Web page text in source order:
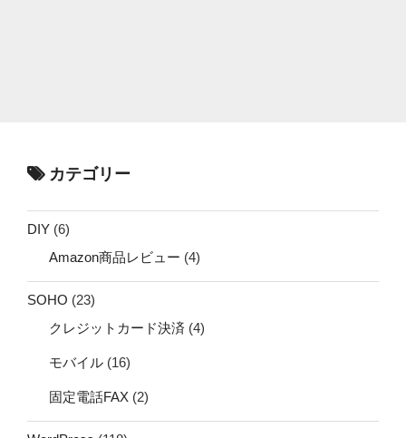
カテゴリー
DIY (6)
Amazon商品レビュー (4)
SOHO (23)
クレジットカード決済 (4)
モバイル (16)
固定電話FAX (2)